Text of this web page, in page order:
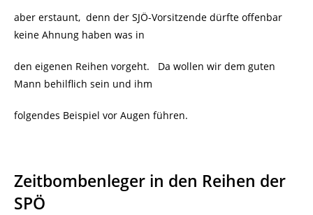
aber erstaunt, denn der SJÖ-Vorsitzende dürfte offenbar
keine Ahnung haben was in
den eigenen Reihen vorgeht. Da wollen wir dem guten
Mann behilflich sein und ihm
folgendes Beispiel vor Augen führen.
Zeitbombenleger in den Reihen der
SPÖ